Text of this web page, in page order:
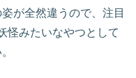
が全然違うので、注目
怪みたいなやつとして